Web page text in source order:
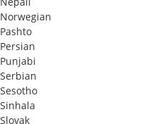
Norwegian
Pashto
Persian
Punjabi
Serbian
Sesotho
Sinhala
Slovak